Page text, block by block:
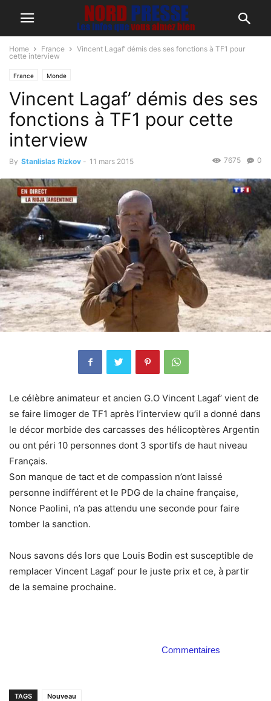
Home France
Vincent Lagaf’ démis des ses fonctions à TF1 pour
cette interview
France Monde
Vincent Lagaf’ démis des ses
fonctions à TF1 pour cette
interview
By Stanlislas Rizkov - 11 mars 2015 0
7675
Le célèbre animateur et ancien G.O Vincent Lagaf’ vient de
se faire limoger de TF1 après l’interview qu’il a donné dans
le décor morbide des carcasses des hélicoptères Argentin
ou ont péri 10 personnes dont 3 sportifs de haut niveau
Français.
Son manque de tact et de compassion n’ont laissé
personne indifférent et le PDG de la chaine française,
Nonce Paolini, n’a pas attendu une seconde pour faire
tomber la sanction.
Nous savons dés lors que Louis Bodin est susceptible de
remplacer Vincent Lagaf’ pour le juste prix et ce, à partir
de la semaine prochaine.
Commentaires
TAGS Nouveau